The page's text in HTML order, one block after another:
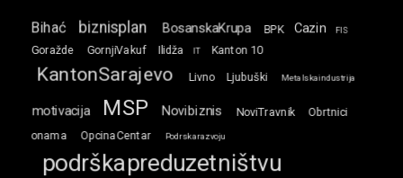
Bihać biznisplan BosanskaKrupa BPK Cazin FIS
Goražde GornjiVakuf Ilidža IT Kanton 10
KantonSarajevo Livno Ljubuški Metalskaindustrija
motivacija MSP Novibiznis NoviTravnik
Obrtnici
onama
OpcinaCentar Podrskarazvoju
podrškapreduzetništvu